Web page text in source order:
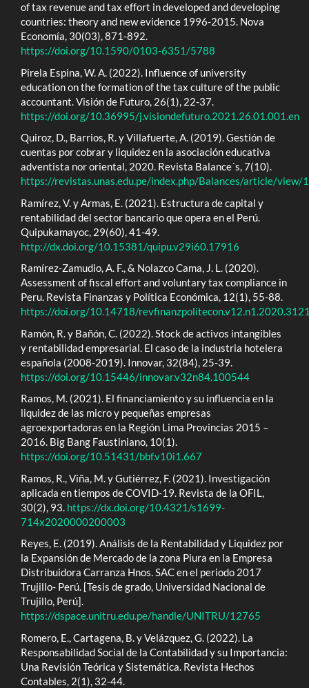
of tax revenue and tax effort in developed and developing
countries: theory and new evidence 1996-2015. Nova
Economía, 30(03), 871-892.
https://doi.org/10.1590/0103-6351/5788
Pirela Espina, W. A. (2022). Influence of university
education on the formation of the tax culture of the public
accountant. Visión de Futuro, 26(1), 22-37.
https://doi.org/10.36995/j.visiondefuturo.2021.26.01.001.en
Quiroz, D., Barrios, R. y Villafuerte, A. (2019). Gestión de
cuentas por cobrar y liquidez en la asociación educativa
adventista nor oriental, 2020. Revista Balance´s, 7(10).
https://revistas.unas.edu.pe/index.php/Balances/article/view/
Ramírez, V. y Armas, E. (2021). Estructura de capital y
rentabilidad del sector bancario que opera en el Perú.
Quipukamayoc, 29(60), 41-49.
http://dx.doi.org/10.15381/quipu.v29i60.17916
Ramírez-Zamudio, A. F., & Nolazco Cama, J. L. (2020).
Assessment of fiscal effort and voluntary tax compliance in
Peru. Revista Finanzas y Política Económica, 12(1), 55-88.
https://doi.org/10.14718/
Ramón, R. y Bañón, C. (2022). Stock de activos intangibles
y rentabilidad empresarial. El caso de la industria hotelera
española (2008-2019). Innovar, 32(84), 25-39.
https://doi.org/10.15446/innovar.v32n84.100544
Ramos, M. (2021). El financiamiento y su influencia en la
liquidez de las micro y pequeñas empresas
agroexportadoras en la Región Lima Provincias 2015 –
2016. Big Bang Faustiniano, 10(1).
https://doi.org/10.51431/bbf.v10i1.667
Ramos, R., Viña, M. y Gutiérrez, F. (2021). Investigación
aplicada en tiempos de COVID-19. Revista de la OFIL,
30(2), 93. https://dx.doi.org/10.4321/s1699-
714x2020000200003
Reyes, E. (2019). Análisis de la Rentabilidad y Liquidez por
la Expansión de Mercado de la zona Piura en la Empresa
Distribuidora Carranza Hnos. SAC en el periodo 2017
Trujillo- Perú. [Tesis de grado, Universidad Nacional de
Trujillo, Perú].
https://dspace.unitru.edu.pe/handle/UNITRU/12765
Romero, E., Cartagena, B. y Velázquez, G. (2022). La
Responsabilidad Social de la Contabilidad y su Importancia:
Una Revisión Teórica y Sistemática. Revista Hechos
Contables, 2(1), 32-44.